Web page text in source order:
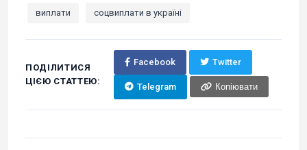
виплати соцвиплати в україні
ПОДІЛИТИСЯ
ЦІЄЮ СТАТТЕЮ:
Facebook Twitter
Telegram Копіювати